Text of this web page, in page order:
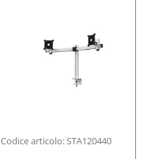
Codice articolo: STA120440